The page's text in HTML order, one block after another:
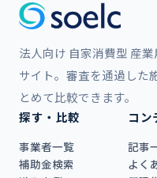
法人向け 自家消費型 産
サイト。審査を通過した
とめて比較できます。
探す・比較
事業者一覧
補助金検索
コン
記事
よく